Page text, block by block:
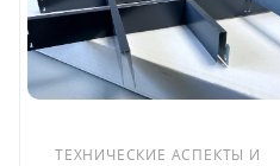
ТЕХНИЧЕСКИЕ АСПЕКТЫ И